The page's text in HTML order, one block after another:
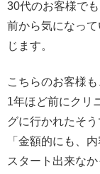
30代のお客様で
前から気になっ
じます。
こちらのお客様
1年ほど前にクリ
グに行かれたそ
「金額的にも、
スタート出来なか